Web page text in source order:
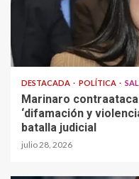
DESTACADA POLÍTICA
Marinaro
‘difamación y
batalla judicial
julio 28, 2026